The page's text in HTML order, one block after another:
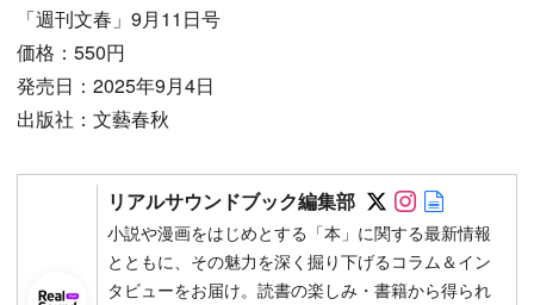
「週刊文春」9月11日号
価格：550円
発売日：2025年9月4日
出版社：文藝春秋
リアルサウンドブック編集部 Follow on
Follow on
小説や漫画をはじめとする「本」に関する最新情報
とともに、その魅力を深く掘り下げるコラム＆イン
タビューをお届け。読書の楽しみ・書籍から得られ